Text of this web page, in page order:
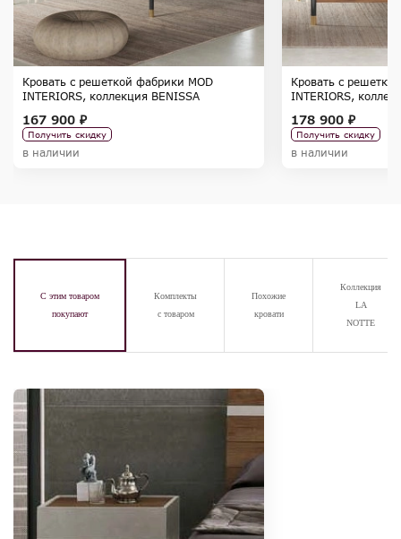
Кровать с решеткой фабрики MOD
INTERIORS, коллекция BENISSA
167 900 ₽
Получить скидку
в наличии
Кровать с
INTERIORS,
178 900 ₽
Получить скидку
в наличии
С этим товаром
покупают
Комплекты
с товаром
Похожие
кровати
Коллекция
LA
NOTTE